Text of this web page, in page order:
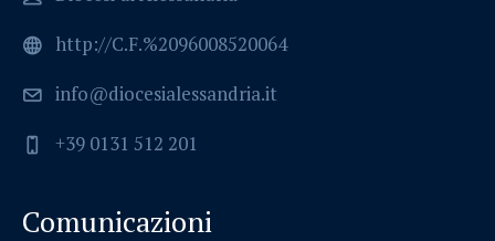
http://C.F.%2096008520064
info@diocesialessandria.it
+39 0131 512 201
Comunicazioni